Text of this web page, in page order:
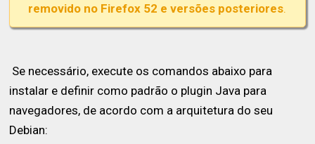
removido no Firefox 52 e versões posteriores.
Se necessário, execute os comandos abaixo para
instalar e definir como padrão o plugin Java para
navegadores, de acordo com a arquitetura do seu
Debian: